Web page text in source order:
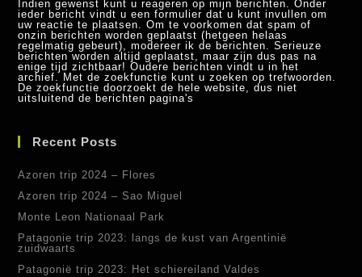
Indien gewenst kunt u reageren op mijn berichten. Onder
ieder bericht vindt u een formulier dat u kunt invullen om
uw reactie te plaatsen. Om te voorkomen dat spam of
onzin berichten worden geplaatst (hetgeen helaas
regelmatig gebeurt), modereer ik de berichten. Serieuze
berichten worden altijd geplaatst, maar zijn dus pas na
enige tijd zichtbaar! Oudere berichten vindt u in het
archief. Met de zoekfunctie kunt u zoeken op trefwoorden.
De zoekfunctie doorzoekt de hele website, dus niet
uitsluitend de berichten pagina's
Recent Posts
Azoren trip 2024 – Flores
Azoren trip 2024 – Sao Miguel
Monte Leon Nationaal Park
Patagonie trip 2023: langs de kust van Argentinië
zuidwaarts
Patagonië trip 2023: Het schiereiland Valdes